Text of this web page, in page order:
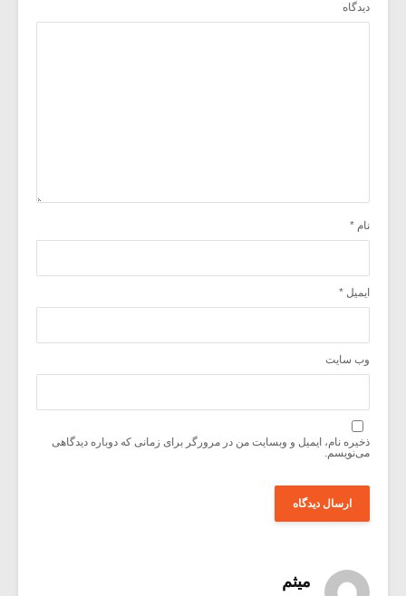
دیدگاه
نام *
ایمیل *
وب‌ سایت
ذخیره نام، ایمیل و وبسایت من در مرورگر برای زمانی که دوباره دیدگاهی
می‌نویسم.
میثم